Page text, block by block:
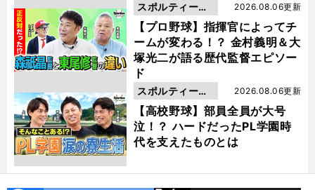
【プロ野球】指揮官によってチ
ームが変わる！？ 金村義明＆大
塚光二が語る歴代監督エピソー
ド
2026.08.06更新
スポルティーバ
動画
【高校野球】部員全員が大号
泣！？ ハードだったPL学園時
代を支えたものとは
2026.08.06更新
スポルティーバ
動画